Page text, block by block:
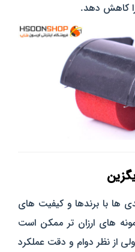
را کاهش دهد.
ها با برندها و کیفیت‌ های
های ارزان‌ تر ممکن است
از نظر دوام و دقت عملکرد